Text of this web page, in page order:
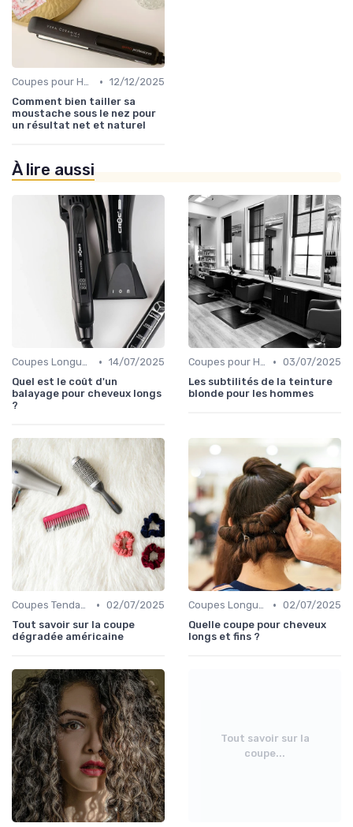
Coupes pour Hommes • 12/12/2025
Comment bien tailler sa
moustache sous le nez pour
un résultat net et naturel
À lire aussi
Coupes Longues • 14/07/2025
Quel est le coût d'un
balayage pour cheveux longs
?
Coupes pour Hommes • 03/07/2025
Les subtilités de la teinture
blonde pour les hommes
Coupes Tendance et Modernes • 02/07/2025
Tout savoir sur la coupe
dégradée américaine
Coupes Longues • 02/07/2025
Quelle coupe pour cheveux
longs et fins ?
Tout savoir sur la
coupe...